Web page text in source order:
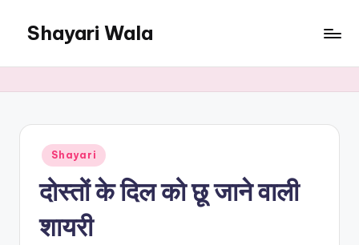
content
Shayari Wala
Posted
in
Shayari
दोस्तों के दिल को छू जाने वाली
शायरी